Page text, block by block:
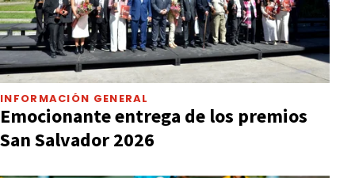
INFORMACIÓN GENERAL
Emocionante entrega de los premios
San Salvador 2026